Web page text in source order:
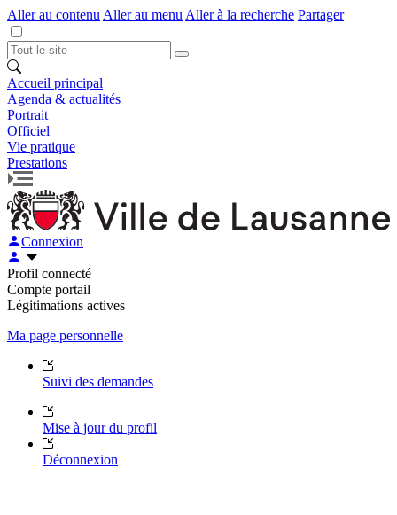
Aller au contenu Aller au menu Aller à la recherche Partager
Accueil principal
Agenda & actualités
Portrait
Officiel
Vie pratique
Prestations
Connexion
Profil connecté
Compte portail
Légitimations actives
Ma page personnelle
Suivi des demandes
Mise à jour du profil
Déconnexion